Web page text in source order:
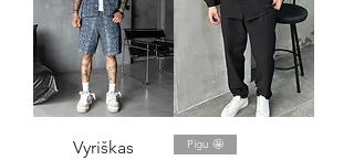
Vyriškas
Pigu 🤩